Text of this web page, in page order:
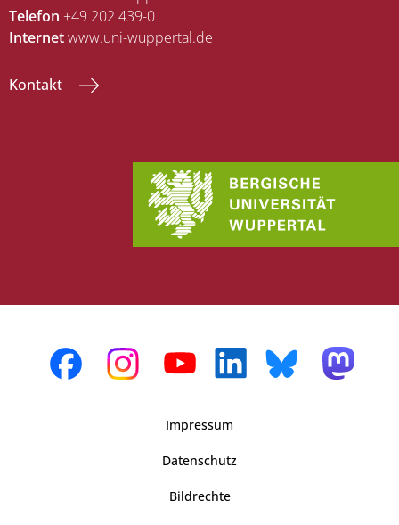
Telefon +49 202 439-0
Internetwww.uni-wuppertal.de
Kontakt
Impressum
Datenschutz
Bildrechte